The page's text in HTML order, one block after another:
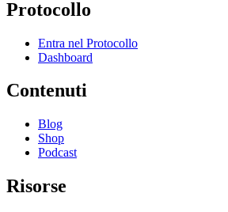
Protocollo
Entra nel Protocollo
Dashboard
Contenuti
Blog
Shop
Podcast
Risorse